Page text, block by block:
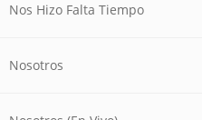
Nos Hizo Falta Tiempo
Nosotros